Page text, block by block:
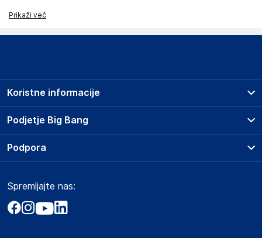
Prikaži več
Podjetje Big Bang
O podjetju
Obvestila za javnost
Akt o digitalnih storitvah
Koristne informacije
Prodajna mesta
Storitve
Dostava, vnos in odvoz
Zavarovanje izdelkov
Podpora
Marketplace
Kako oddati naročilo?
Spremljajte nas: